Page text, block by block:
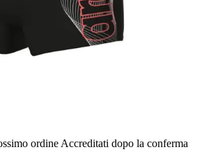
ordine Accreditati dopo la conferma